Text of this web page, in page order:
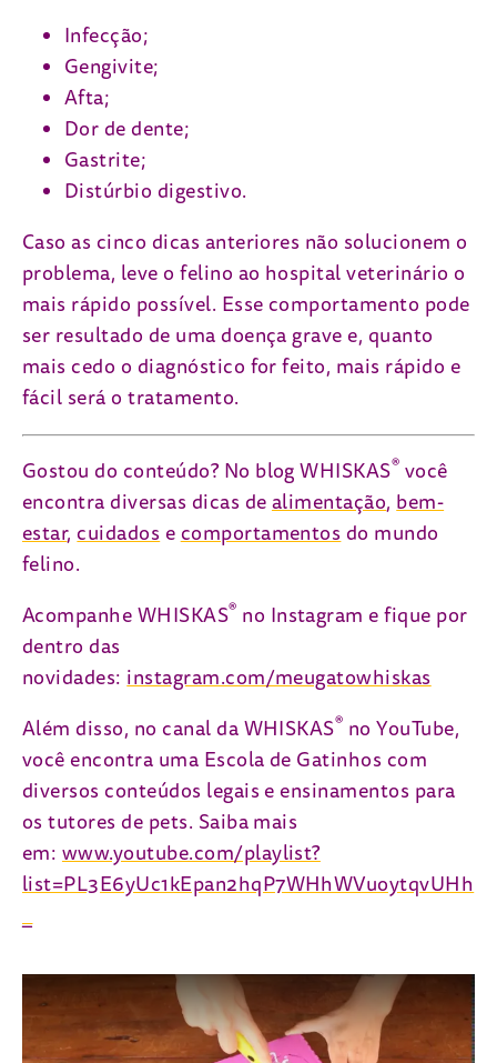
Infecção;
Gengivite;
Afta;
Dor de dente;
Gastrite;
Distúrbio digestivo.
Caso as cinco dicas anteriores não solucionem o
problema, leve o felino ao hospital veterinário o
mais rápido possível. Esse comportamento pode
ser resultado de uma doença grave e, quanto
mais cedo o diagnóstico for feito, mais rápido e
fácil será o tratamento.
Gostou do conteúdo? No blog WHISKAS® você
encontra diversas dicas de alimentação, bem-
estar,cuidados e comportamentos do mundo
felino.
Acompanhe WHISKAS® no Instagram e fique por
dentro das
novidades: instagram.com/meugatowhiskas
Além disso, no canal da WHISKAS® no YouTube,
você encontra uma Escola de Gatinhos com
diversos conteúdos legais e ensinamentos para
os tutores de pets. Saiba mais
em: www.youtube.com/playlist?
list=PL3E6yUc1kEpan2hqP7WHhWVuoytqvUHh